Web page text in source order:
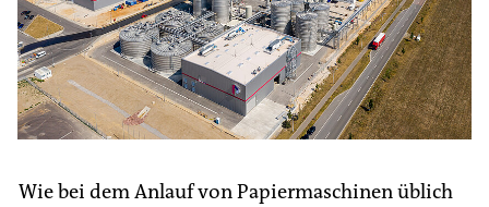
Wie bei dem Anlauf von Papiermaschinen üblich